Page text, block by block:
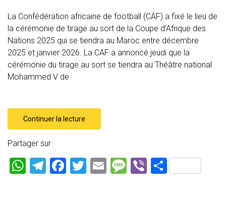
La Confédération africaine de football (CAF) a fixé le lieu de
la cérémonie de tirage au sort de la Coupe d’Afrique des
Nations 2025 qui se tiendra au Maroc entre décembre
2025 et janvier 2026. La CAF a annoncé jeudi que la
cérémonie du tirage au sort se tiendra au Théâtre national
Mohammed V de
Continuer la lecture
Partager sur
W T
F
T
E
M Vi P